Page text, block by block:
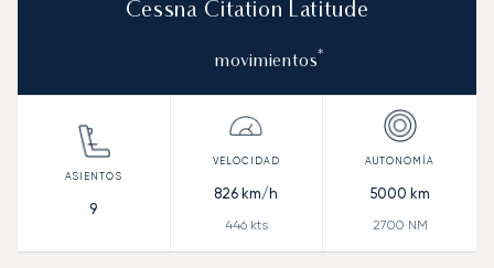
Cessna Citation Latitude
movimientos*
9
826 km/h
446kts
5000 km
2700 NM